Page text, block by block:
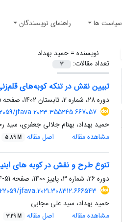
سیاست ها راهنمای نویسندگان
نویسنده =حمید بهداد
تعداد مقالات:
3
تبیین نقش در تنکه کوبه‌های
دوره 28، شماره 2، تابستان 1402، صفحه
jfava.2023.355245.667057
حمید بهداد، بهنام جلالی جعفری، سید
مشاهده مقاله
اصل مقاله 5.89 M
تنوع طرح و نقش در کوبه های
دوره 26، شماره 3، پاییز 1400، صفحه
51-64
jfava.2021.308312.666543
حمید بهداد، سید علی مجابی
مشاهده مقاله
اصل مقاله 3.29 M